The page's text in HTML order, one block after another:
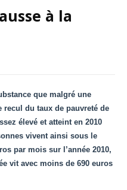
l'attention du groupe Bolloré
sur les studios africains
"Sud global" joue sa partition
à la
que malgré une
recul du taux de pauvreté de
élevé et atteint en 2010
vivent ainsi sous le
par mois sur l’année 2010,
vit avec moins de 690 euros